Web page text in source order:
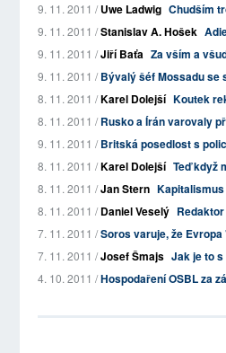
9. 11. 2011 /Uwe Ladwig Chudším
9. 11. 2011 /Stanislav A. Hošek
9. 11. 2011 /Jiří Baťa Za vším a
9. 11. 2011 /Bývalý šéf Mossadu se
8. 11. 2011 /Karel Dolejší Koutek
8. 11. 2011 /Rusko a Írán varovaly
9. 11. 2011 /Britská posedlost s
8. 11. 2011 /Karel Dolejší Teď když
8. 11. 2011 /Jan Stern
8. 11. 2011 /Daniel Veselý
7. 11. 2011 /Soros varuje, že
7. 11. 2011 /Josef Šmajs Jak je to
4. 10. 2011 /Hospodaření OSBL za